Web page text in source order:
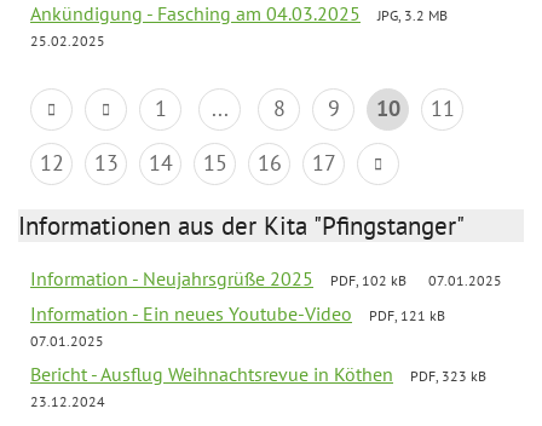
Ankündigung - Fasching am 04.03.2025
JPG, 3.2 MB
25.02.2025
1 ... 8 9 10
11
12
13 14 15 16 17
Informationen aus der Kita "Pfingstanger"
Information - Neujahrsgrüße 2025 PDF, 102 kB 07.01.2025
Information - Ein neues Youtube-Video
PDF, 121 kB
07.01.2025
Bericht - Ausflug Weihnachtsrevue in Köthen
PDF, 323 kB
23.12.2024